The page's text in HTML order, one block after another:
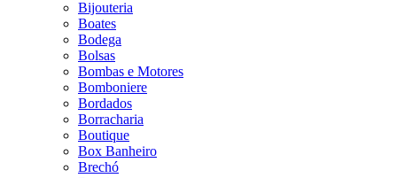
Bijouteria
Boates
Bodega
Bolsas
Bombas e Motores
Bomboniere
Bordados
Borracharia
Boutique
Box Banheiro
Brechó